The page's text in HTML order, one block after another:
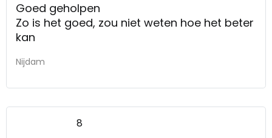
Goed geholpen
Zo is het goed, zou niet weten hoe het beter
kan
Nijdam
8